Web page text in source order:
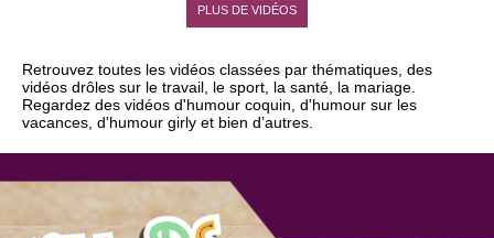
PLUS DE VIDÉOS
Retrouvez toutes les vidéos classées par thématiques, des
vidéos drôles sur le travail, le sport, la santé, la mariage.
Regardez des vidéos d'humour coquin, d'humour sur les
vacances, d'humour girly et bien d’autres.